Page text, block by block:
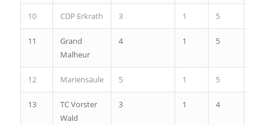
10 CDP Erkrath 3 1 5
11
Grand
Malheur
4 1 5
12 Mariensäule 5 1 5
13
TC Vorster
Wald
3 1 4